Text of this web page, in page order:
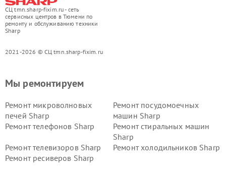
СЦ tmn.sharp-fixim.ru - сеть
сервисных центров в Тюмени по
ремонту и обслуживанию техники
Sharp
2021-2026 © СЦ tmn.sharp-fixim.ru
Мы ремонтируем
Ремонт микроволновых
печей Sharp
Ремонт посудомоечных
машин Sharp
Ремонт телефонов Sharp
Ремонт стиральных машин
Sharp
Ремонт телевизоров Sharp
Ремонт холодильников Sharp
Ремонт ресиверов Sharp